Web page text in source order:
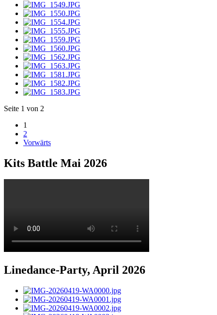
Seite 1 von 2
1
2
Vorwärts
Kits Battle Mai 2026
Linedance-Party, April 2026